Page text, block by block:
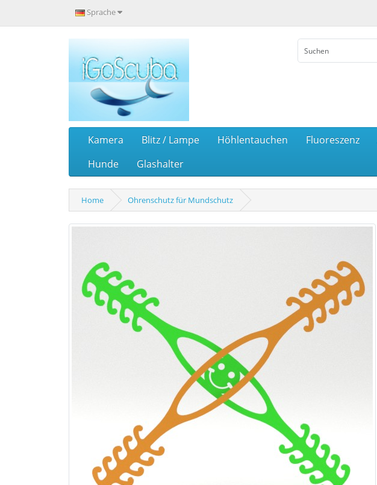
Sprache
Kamera Blitz / Lampe Höhlentauchen Fluoreszenz
Hunde
Glashalter
Home Ohrenschutz für Mundschutz